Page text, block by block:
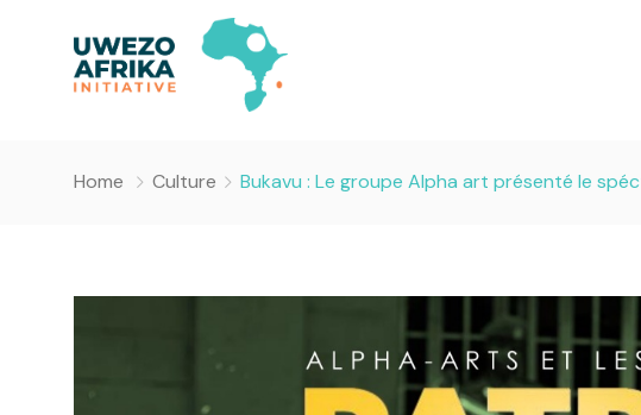
Home Culture Bukavu : Le groupe Alpha art présenté le